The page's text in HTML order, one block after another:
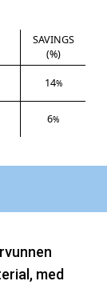
SAVINGS
(%)
14%
6%
med